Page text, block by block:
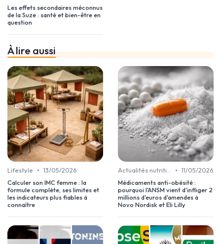
Les effets secondaires méconnus
de la Suze : santé et bien-être en
question
À lire aussi
Lifestyle • 13/05/2026
Calculer son IMC femme : la
formule complète, ses limites et
les indicateurs plus fiables à
connaître
• 11/05/2026
Médicaments anti-obésité :
pourquoi l'ANSM vient d'infliger 2
millions d'euros d'amendes à
Novo Nordisk et Eli Lilly